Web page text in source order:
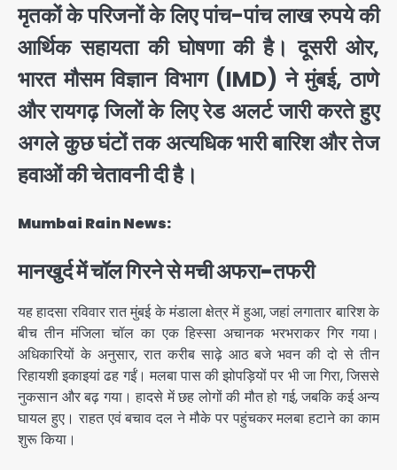
मृतकों के परिजनों के लिए पांच-पांच लाख रुपये की
आर्थिक सहायता की घोषणा की है। दूसरी ओर,
भारत मौसम विज्ञान विभाग (IMD) ने मुंबई, ठाणे
और रायगढ़ जिलों के लिए रेड अलर्ट जारी करते हुए
अगले कुछ घंटों तक अत्यधिक भारी बारिश और तेज
हवाओं की चेतावनी दी है।
Mumbai Rain News:
मानखुर्द में चॉल गिरने से मची अफरा-तफरी
यह हादसा रविवार रात मुंबई के मंडाला क्षेत्र में हुआ, जहां लगातार बारिश के
बीच तीन मंजिला चॉल का एक हिस्सा अचानक भरभराकर गिर गया।
अधिकारियों के अनुसार, रात करीब साढ़े आठ बजे भवन की दो से तीन
रिहायशी इकाइयां ढह गईं। मलबा पास की झोपड़ियों पर भी जा गिरा, जिससे
नुकसान और बढ़ गया। हादसे में छह लोगों की मौत हो गई, जबकि कई अन्य
घायल हुए। राहत एवं बचाव दल ने मौके पर पहुंचकर मलबा हटाने का काम
शुरू किया।